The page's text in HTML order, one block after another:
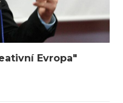
Evropa"